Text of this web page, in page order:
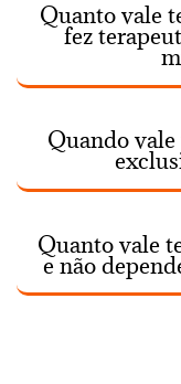
Quanto vale
fez
Quando vale
Quanto vale
e não